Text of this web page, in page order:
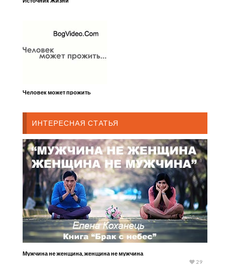
Человек может прожить
ИНТЕРЕСНАЯ СТАТЬЯ
Мужчина не женщина, женщина не мужчина
29